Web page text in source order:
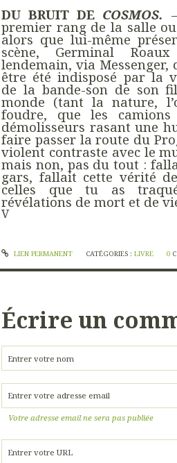
DU BRUIT DE COSMOS.
premier rang de la salle
alors que lui-même
scène, Germinal
lendemain, via Messenger,
être été indisposé par la
de la bande-son de son
monde (tant la nature,
foudre, que les
démolisseurs rasant une
faire passer la route du
violent contraste avec le
mais non, pas du tout :
gars, fallait cette vérité
celles que tu as
révélations de mort et de
V
LIEN PERMANENT CATÉGORIES : LIVRE 0
Écrire un
Votre adresse email ne sera pas publiée